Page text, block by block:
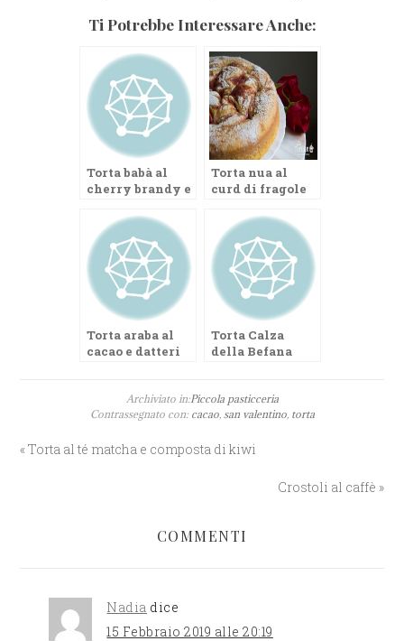
Ti Potrebbe Interessare Anche:
Torta babà al
cherry brandy e
diplomatica
Torta nua al
curd di fragole
Torta araba al
cacao e datteri
Torta Calza
della Befana
Archiviato in:Piccola pasticceria
Contrassegnato con: cacao, san valentino, torta
« Torta al té matcha e composta di kiwi
Crostoli al caffè »
COMMENTI
Nadia dice
15 Febbraio 2019 alle 20:19